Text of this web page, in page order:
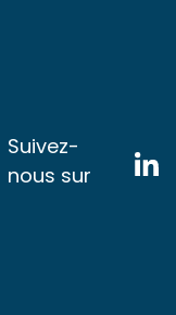
Suivez-
nous sur